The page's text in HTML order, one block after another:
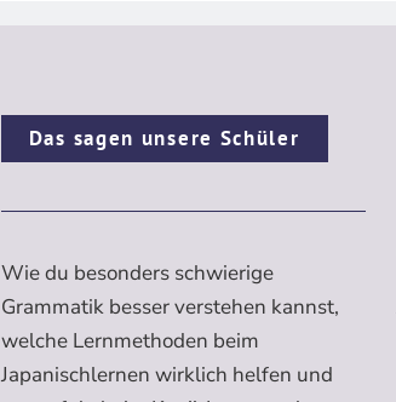
Das sagen unsere Schüler
Wie du besonders schwierige
Grammatik besser verstehen kannst,
welche Lernmethoden beim
Japanischlernen wirklich helfen und